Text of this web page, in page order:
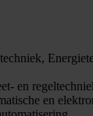
en
en